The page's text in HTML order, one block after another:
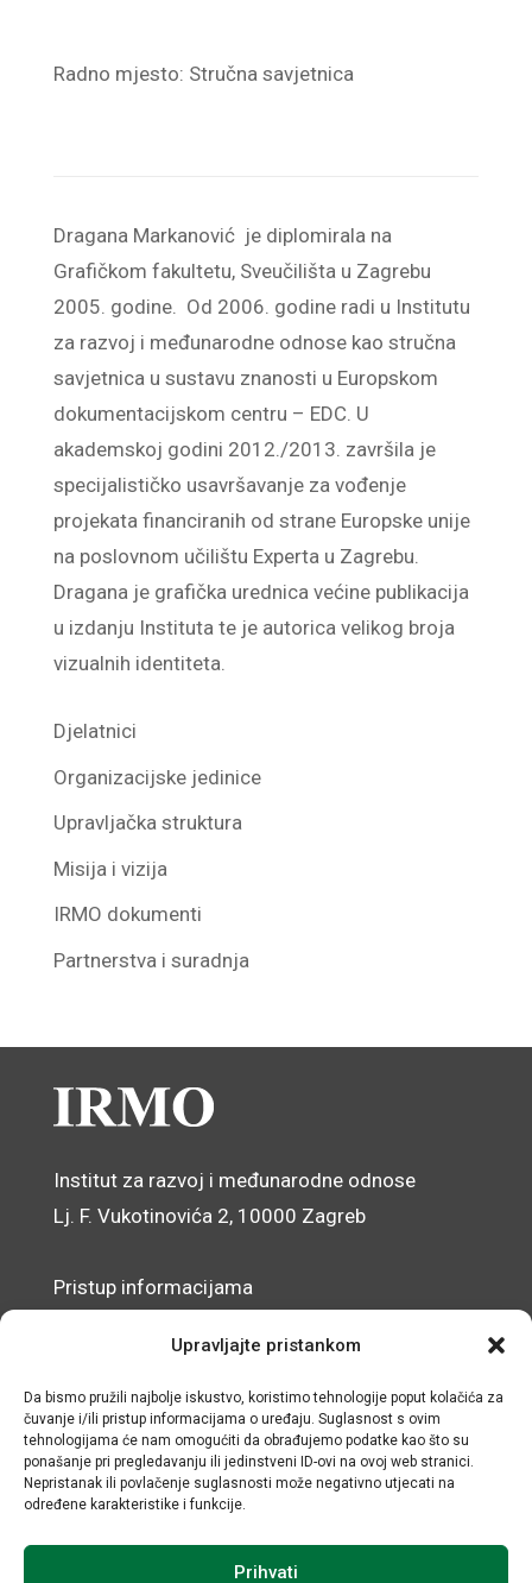
Upravljajte pristankom
Da bismo pružili najbolje iskustvo, koristimo tehnologije poput kolačića za
čuvanje i/ili pristup informacijama o uređaju. Suglasnost s ovim
tehnologijama će nam omogućiti da obrađujemo podatke kao što su
ponašanje pri pregledavanju ili jedinstveni ID-ovi na ovoj web stranici.
Nepristanak ili povlačenje suglasnosti može negativno utjecati na
određene karakteristike i funkcije.
Prihvati
Radno mjesto: Stručna savjetnica
Dragana Markanović je diplomirala na
Grafičkom fakultetu, Sveučilišta u Zagrebu
2005. godine. Od 2006. godine radi u Institutu
za razvoj i međunarodne odnose kao stručna
savjetnica u sustavu znanosti u Europskom
dokumentacijskom centru – EDC. U
akademskoj godini 2012./2013. završila je
specijalističko usavršavanje za vođenje
projekata financiranih od strane Europske unije
na poslovnom učilištu Experta u Zagrebu.
Dragana je grafička urednica većine publikacija
u izdanju Instituta te je autorica velikog broja
vizualnih identiteta.
Djelatnici
Organizacijske jedinice
Upravljačka struktura
Misija i vizija
IRMO dokumenti
Partnerstva i suradnja
Institut za razvoj i međunarodne odnose
Lj. F. Vukotinovića 2, 10000 Zagreb
Pristup informacijama
Izjava o pristupačnosti mrežnog sjedišta
© IRMO – Impresum
OIB: 31120185175